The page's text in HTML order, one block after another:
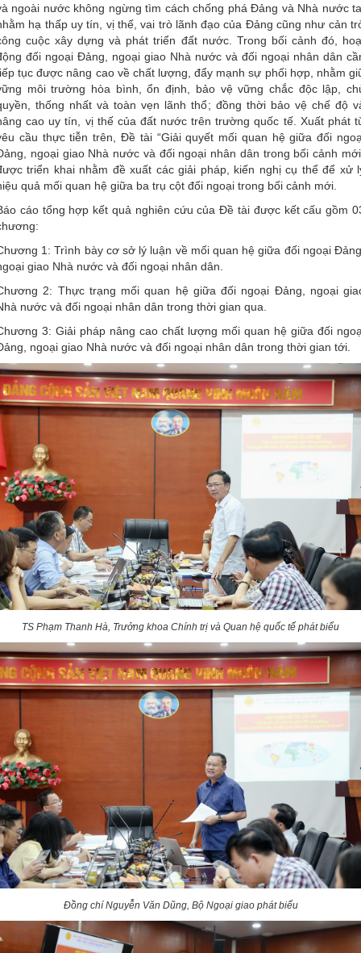
ngoài nước không ngừng tìm cách chống phá Đảng và Nhà nước
hạ thấp uy tín, vị thế, vai trò lãnh đạo của Đảng cũng như cản
cuộc xây dựng và phát triển đất nước. Trong bối cảnh đó,
đối ngoại Đảng, ngoại giao Nhà nước và đối ngoại nhân dân
tục được nâng cao về chất lượng, đẩy mạnh sự phối hợp, nhằm
môi trường hòa bình, ổn định, bảo vệ vững chắc độc lập,
thống nhất và toàn vẹn lãnh thổ; đồng thời bảo vệ chế độ
cao uy tín, vị thế của đất nước trên trường quốc tế. Xuất phát
cầu thực tiễn trên, Đề tài “Giải quyết mối quan hệ giữa đối
ngoại giao Nhà nước và đối ngoại nhân dân trong bối cảnh
triển khai nhằm đề xuất các giải pháp, kiến nghị cụ thể để xử
quả mối quan hệ giữa ba trụ cột đối ngoại trong bối cảnh mới.
cáo tổng hợp kết quả nghiên cứu của Đề tài được kết cấu gồm
1: Trình bày cơ sở lý luận về mối quan hệ giữa đối ngoại
giao Nhà nước và đối ngoại nhân dân.
2: Thực trạng mối quan hệ giữa đối ngoại Đảng, ngoại
nước và đối ngoại nhân dân trong thời gian qua.
3: Giải pháp nâng cao chất lượng mối quan hệ giữa đối
ngoại giao Nhà nước và đối ngoại nhân dân trong thời gian tới.
TS Phạm Thanh Hà, Trưởng khoa Chính trị và Quan hệ quốc tế phát biểu
Đồng chí Nguyễn Văn Dũng, Bộ Ngoại giao phát biểu